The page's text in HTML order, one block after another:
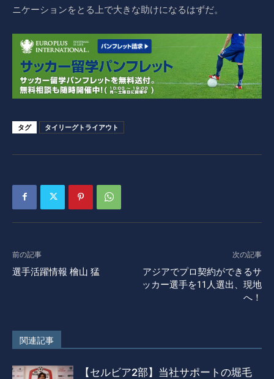
ニケーションをとる上で大きな助けになるはずだ。
タグ タイリーグトライアウト
前の記事
選手活躍情報 檜山 猛
次の記事
アジアでプロ契約ができるサ
ッカー選手を11人選出、現地
へ！
関連記事
【セルビア2部】当社サポートの堀毛